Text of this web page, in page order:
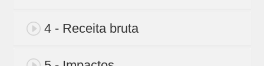
4 - Receita bruta